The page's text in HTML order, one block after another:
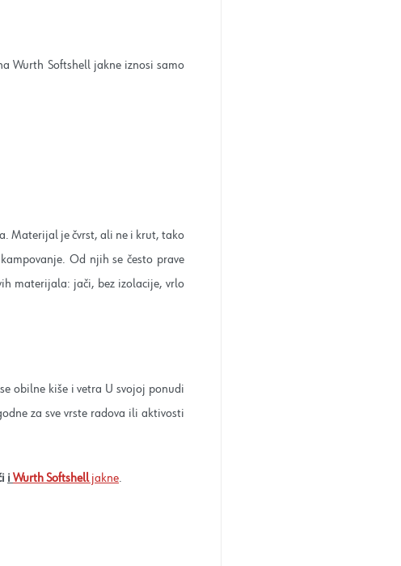
Wurth Softshell jakne iznosi samo
Materijal je čvrst, ali ne i krut, tako
Od njih se često prave
materijala: jači, bez izolacije, vrlo
obilne kiše i vetra U svojoj ponudi
za sve vrste radova ili aktivosti
i Wurth Softshelljakne.